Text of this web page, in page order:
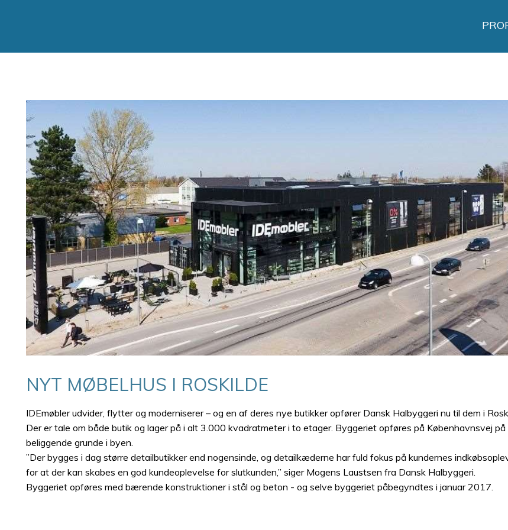
NYT MØBELHUS I ROSKILDE
IDEmøbler udvider, flytter og moderniserer – og en af deres nye butikker opfører Dansk Halbyggeri nu til dem i
Der er tale om både butik og lager på i alt 3.000 kvadratmeter i to etager. Byggeriet opføres på Københavnsvej
beliggende grunde i byen.
”Der bygges i dag større detailbutikker end nogensinde, og detailkæderne har fuld fokus på kundernes
for at der kan skabes en god kundeoplevelse for slutkunden,” siger Mogens Laustsen fra Dansk Halbyggeri.
Byggeriet opføres med bærende konstruktioner i stål og beton - og selve byggeriet påbegyndtes i januar 2017.